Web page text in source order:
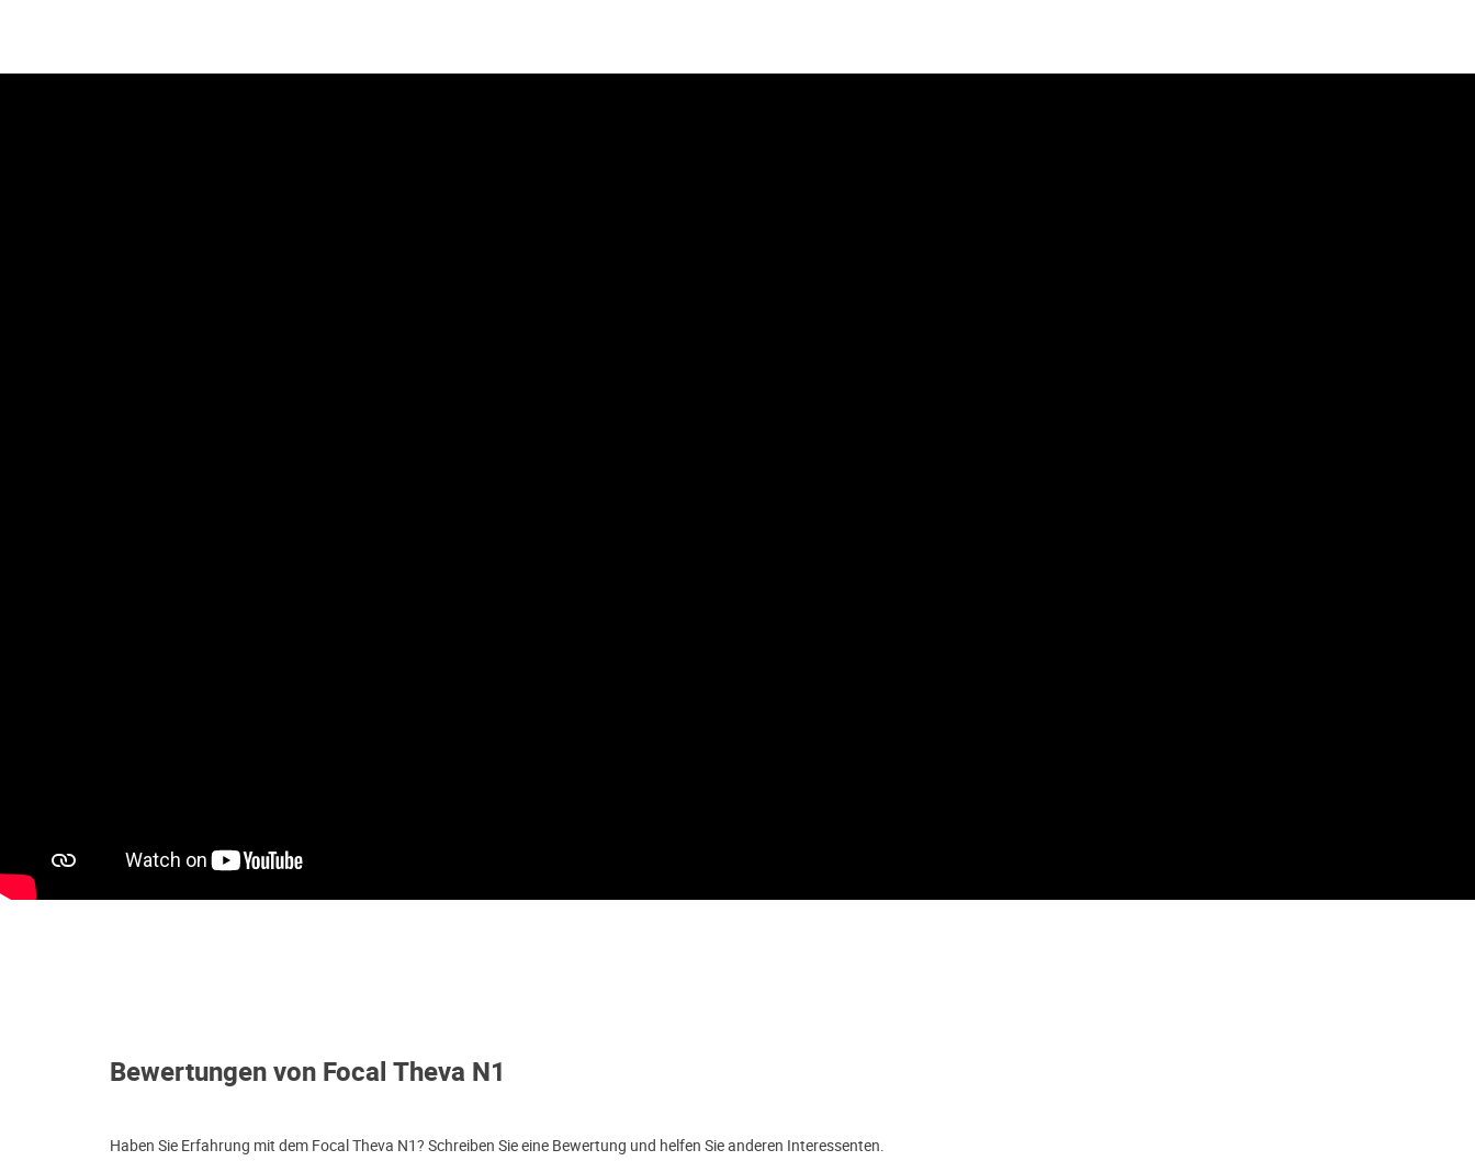
Bewertungen von Focal Theva N1
Haben Sie Erfahrung mit dem Focal Theva N1? Schreiben Sie eine Bewertung und helfen Sie anderen Interessenten.